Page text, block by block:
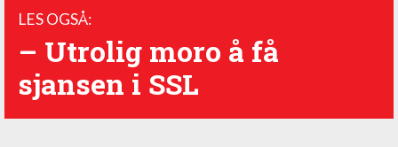
LES OGSÅ:
– Utrolig moro å få
sjansen i SSL